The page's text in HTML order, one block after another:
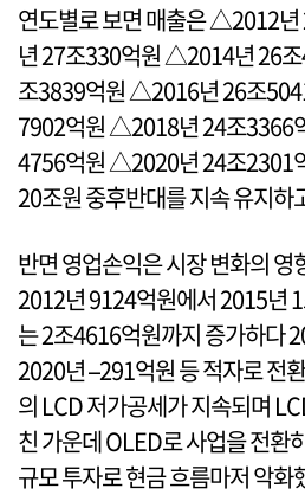
연도별로 보면 매출은 △2012
년 27조330억원 △2014년 26
조3839억원 △2016년 26조
7902억원 △2018년 24조3366
4756억원 △2020년 24조2301
20조원 중후반대를 지속 유지하
반면 영업손익은 시장 변화의 영
2012년 9124억원에서 2015년
는 2조4616억원까지 증가하다
2020년 –291억원 등 적자로 전
의 LCD 저가공세가 지속되며
친 가운데 OLED로 사업을 전환
규모 투자로 현금 흐름마저 악화